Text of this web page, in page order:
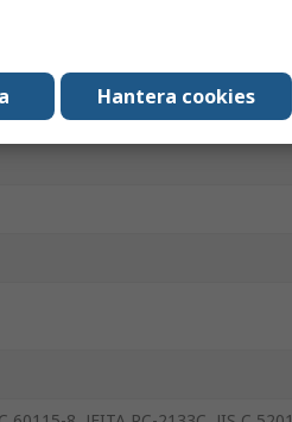
ppm/°C
Hantera cookies